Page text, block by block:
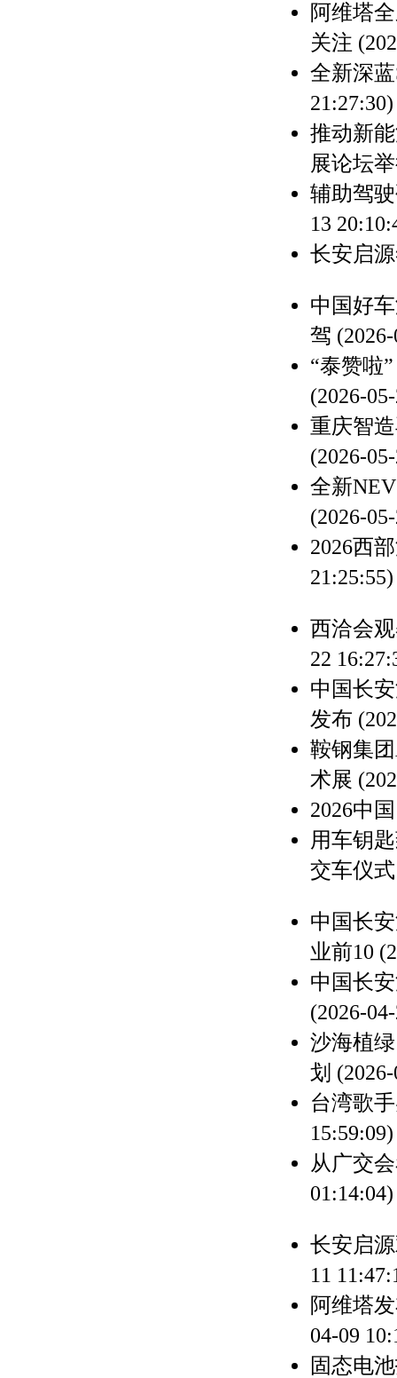
阿维塔
关注
全新深
21:27:30)
推动新
展论坛
辅助驾
13
长安启
中国好
驾
“泰赞啦
(2026-
重庆智
(2026-
全新
(2026-
2026西
21:25:55)
西洽会
22
中国长
发布
鞍钢集
术展
2026中
用车钥
交车仪式
中国长
业前10
中国长
(2026-
沙海植
划
台湾歌
15:59:09)
从广交
01:14:04)
长安启
11
阿维塔
04-09
固态电